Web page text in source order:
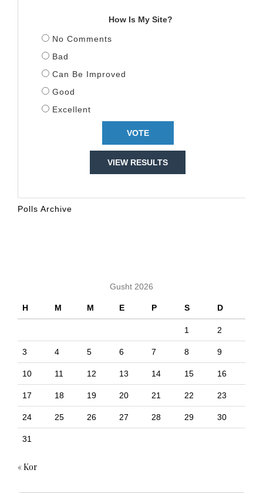
How Is My Site?
No Comments
Bad
Can Be Improved
Good
Excellent
VIEW RESULTS
Polls Archive
Gusht 2026
H M M E P S D
1 2
3 4 5 6 7 8 9
10 11 12 13 14 15 16
17 18 19 20 21 22 23
24 25 26 27 28 29 30
31
« Kor